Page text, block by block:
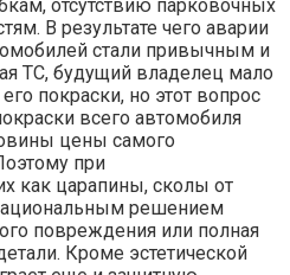
отсутствию парковочных
В результате чего аварии
стали привычным и
ТС, будущий владелец мало
покраски, но этот вопрос
всего автомобиля
цены самого
при
как царапины, сколы от
решением
повреждения или полная
Кроме эстетической